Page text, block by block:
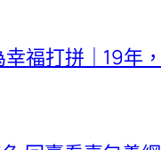
幸福打拼｜19年